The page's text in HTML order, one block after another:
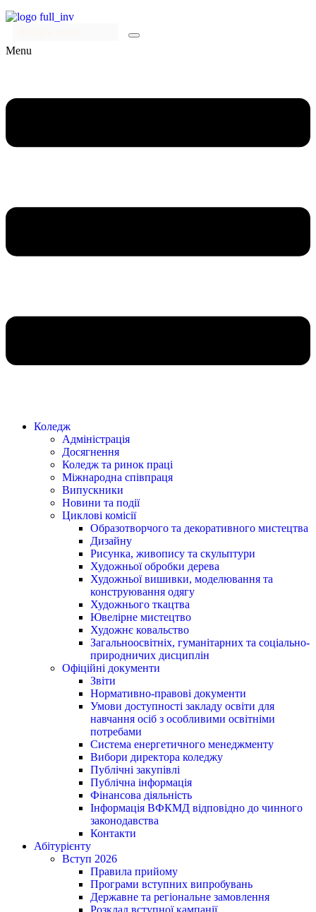
Menu
Коледж
Адміністрація
Досягнення
Коледж та ринок праці
Міжнародна співпраця
Випускники
Новини та події
Циклові комісії
Образотворчого та декоративного мистецтва
Дизайну
Рисунка, живопису та скульптури
Художньої обробки дерева
Художньої вишивки, моделювання та
конструювання одягу
Художнього ткацтва
Ювелірне мистецтво
Художнє ковальство
Загальноосвітніх, гуманітарних та соціально-
природничих дисциплін
Офіційні документи
Звіти
Нормативно-правові документи
Умови доступності закладу освіти для
навчання осіб з особливими освітніми
потребами
Система енергетичного менеджменту
Вибори директора коледжу
Публічні закупівлі
Публічна інформація
Фінансова діяльність
Інформація ВФКМД відповідно до чинного
законодавства
Контакти
Абітурієнту
Вступ 2026
Правила прийому
Програми вступних випробувань
Державне та регіональне замовлення
Розклад вступної кампанії